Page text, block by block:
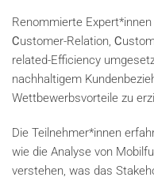
Renommierte
Customer-Relation, C
related-Efficiency
nachhaltigem
Wettbewerbsvorteile zu
Die Teilnehmer*innen
wie die Analyse von
verstehen, was das